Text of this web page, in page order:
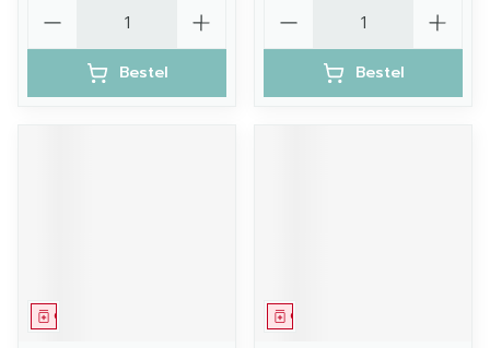
Bestel Bestel
Geneesmiddel Geneesmiddel